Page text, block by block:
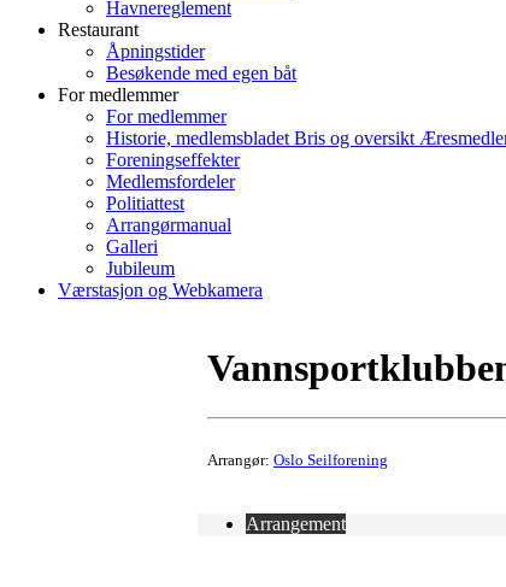
Havnereglement
Restaurant
Åpningstider
Besøkende med egen båt
For medlemmer
For medlemmer
Historie, medlemsbladet Bris og oversikt
Foreningseffekter
Medlemsfordeler
Politiattest
Arrangørmanual
Galleri
Jubileum
Værstasjon og Webkamera
Arrangør: Oslo Seilforening
Arrangement